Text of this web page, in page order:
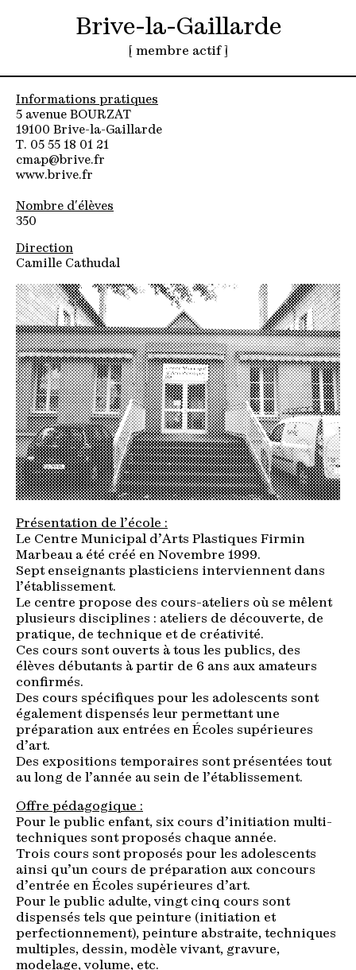
Brive-la-Gaillarde
[ membre actif ]
Informations pratiques
5 avenue BOURZAT
19100 Brive-la-Gaillarde
T. 05 55 18 01 21
cmap@brive.fr
www.brive.fr
Nombre d'élèves
350
Direction
Camille Cathudal
Présentation de l’école :
Le Centre Municipal d’Arts Plastiques Firmin
Marbeau a été créé en Novembre 1999.
Sept enseignants plasticiens interviennent dans
l’établissement.
Le centre propose des cours-ateliers où se mêlent
plusieurs disciplines : ateliers de découverte, de
pratique, de technique et de créativité.
Ces cours sont ouverts à tous les publics, des
élèves débutants à partir de 6 ans aux amateurs
confirmés.
Des cours spécifiques pour les adolescents sont
également dispensés leur permettant une
préparation aux entrées en Écoles supérieures
d’art.
Des expositions temporaires sont présentées tout
au long de l’année au sein de l’établissement.
Offre pédagogique :
Pour le public enfant, six cours d’initiation multi-
techniques sont proposés chaque année.
Trois cours sont proposés pour les adolescents
ainsi qu’un cours de préparation aux concours
d’entrée en Écoles supérieures d’art.
Pour le public adulte, vingt cinq cours sont
dispensés tels que peinture (initiation et
perfectionnement), peinture abstraite, techniques
multiples, dessin, modèle vivant, gravure,
modelage, volume, etc.